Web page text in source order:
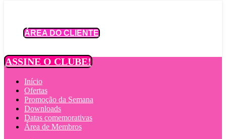
conteúdoÁREA DO CLIENTE
ASSINE O CLUBE!
Início
Ofertas
Promoção da Semana
Downloads
Datas comemorativas
Área de Membros